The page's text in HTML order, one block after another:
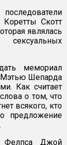
Скотт
являлась
сексуальных
мемориал
Мэтью Шепарда
Как считает
о том, что
всякого, кто
предложение
Фелпса Джой